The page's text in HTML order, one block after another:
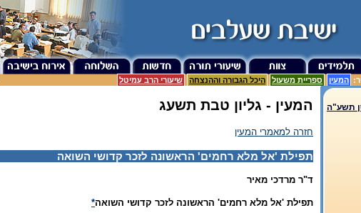
המעין ספריית משעול היכל הגבורה וההנצחה שיעורי הרב עמיטל
המעין - גליון טבת תשעג
חזרה למאמרי המעין
תפילת 'אל מלא רחמים' הראשונה לזכר קדושי השואה
ד"ר מרדכי מאיר
תפילת 'אל מלא רחמים' הראשונה לזכר קדושי השואה*
תשע"ה